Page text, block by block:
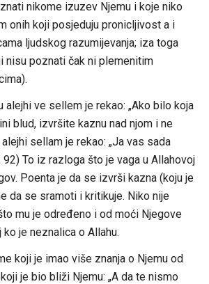
nikome izuzev Njemu i koje niko
onih koji posjeduju pronicljivost a i
ljudskog razumijevanja; iza toga
nisu poznati čak ni plemenitim
alejhi ve sellem je rekao: „Ako bilo koja
blud, izvršite kaznu nad njom i ne
sellam je rekao: „Ja vas sada
To iz razloga što je vaga u Allahovoj
Poenta je da se izvrši kazna (koju je
da se sramoti i kritikuje. Niko nije
mu je određeno i od moći Njegove
je neznalica o Allahu.
koji je imao više znanja o Njemu od
je bio bliži Njemu: „A da te nismo